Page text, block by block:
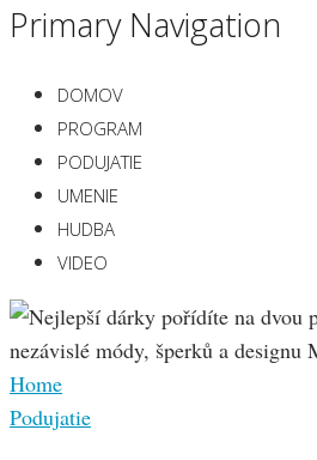
Primary Navigation
DOMOV
PROGRAM
PODUJATIE
UMENIE
HUDBA
VIDEO
Home
Podujatie